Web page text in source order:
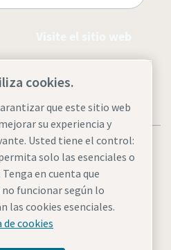
Administrar cookies
cookies.
que este sitio web
su experiencia y
Usted tiene el control:
solo las esenciales o
en cuenta que
funcionar según lo
las cookies esenciales.
cookies